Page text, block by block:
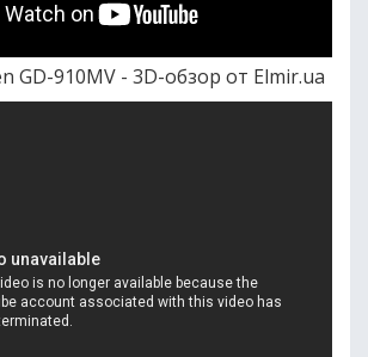
GD-910MV - 3D-обзор от Elmir.ua